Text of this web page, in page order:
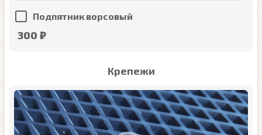
Подпятник ворсовый
300 ₽
Крепежи